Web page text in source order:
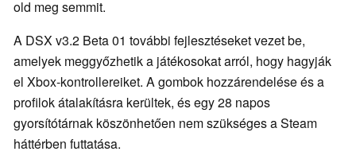
old meg semmit.
A DSX v3.2 Beta 01 további fejlesztéseket vezet be,
amelyek meggyőzhetik a játékosokat arról, hogy hagyják
el Xbox-kontrollereiket. A gombok hozzárendelése és a
profilok átalakításra kerültek, és egy 28 napos
gyorsítótárnak köszönhetően nem szükséges a Steam
háttérben futtatása.